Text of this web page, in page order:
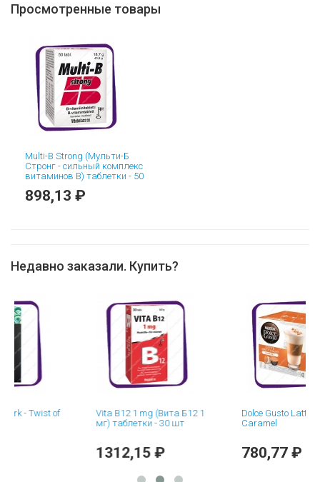
Просмотренные товары
Multi-B Strong (Мульти-Б
Стронг - сильный комплекс
витаминов B) таблетки - 50
898,13 ₽
Недавно заказали. Купить?
Twist of
Vita B12 1 mg (Вита Б12 1
мг) таблетки - 30 шт
1312,15 ₽
Dolce Gusto Latte
Caramel
780,77 ₽